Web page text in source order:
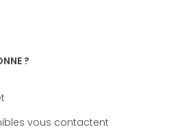
?
vous contactent